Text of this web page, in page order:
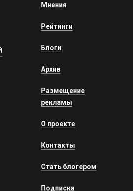
Мнения
Рейтинги
Блоги
Архив
Размещение
рекламы
О проекте
Контакты
Стать блогером
Подписка